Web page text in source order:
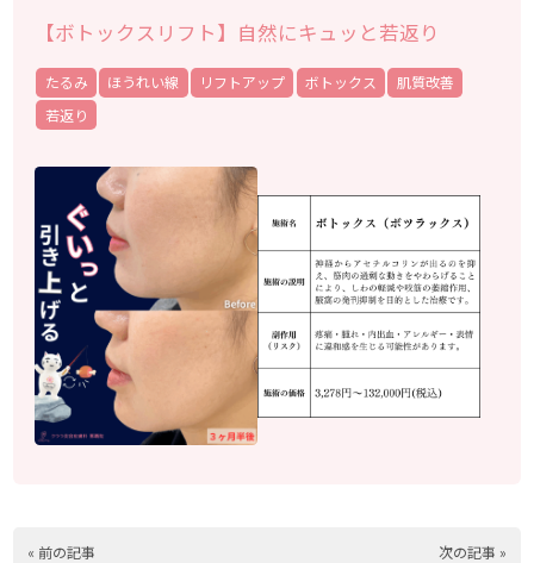
【ボトックスリフト】自然にキュッと若返り
たるみ ほうれい線 リフトアップ ボトックス
肌質改善
若返り
« 前の記事
次の記事 »